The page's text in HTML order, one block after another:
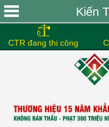
Kiến
CTR đang thi công